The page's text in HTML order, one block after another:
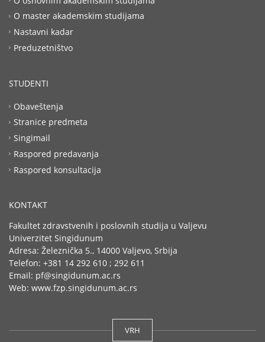
O master akademskim studijama
Nastavni kadar
Preduzetništvo
STUDENTI
Obaveštenja
Stranice predmeta
Singimail
Raspored predavanja
Raspored konsultacija
KONTAKT
Fakultet zdravstvenih i poslovnih studija u Valjevu
Univerzitet Singidunum
Adresa: Železnička 5., 14000 Valjevo, Srbija
Telefon: +381 14 292 610 ; 292 611
Email: pf@singidunum.ac.rs
Web: www.fzp.singidunum.ac.rs
VRH